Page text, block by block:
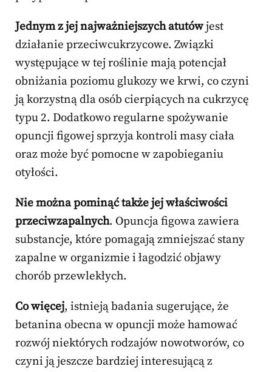
Jednym z jej najważniejszych atutówjest
działanie przeciwcukrzycowe. Związki
występujące w tej roślinie mają potencjał
obniżania poziomu glukozy we krwi, co czyni
ją korzystną dla osób cierpiących na cukrzycę
typu 2. Dodatkowo regularne spożywanie
opuncji figowej sprzyja kontroli masy ciała
oraz może być pomocne w zapobieganiu
otyłości.
Nie można pominąć także jej właściwości
przeciwzapalnych. Opuncja figowa zawiera
substancje, które pomagają zmniejszać stany
zapalne w organizmie i łagodzić objawy
chorób przewlekłych.
Co więcej, istnieją badania sugerujące, że
betanina obecna w opuncji może hamować
rozwój niektórych rodzajów nowotworów, co
czyni ją jeszcze bardziej interesującą z